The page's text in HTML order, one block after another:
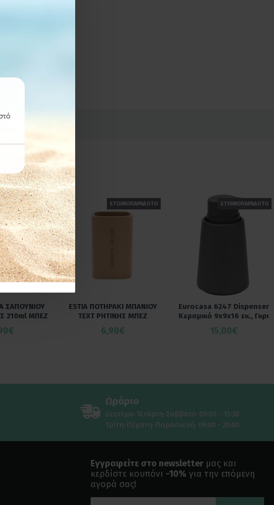
ΣΑΠΟΥΝΙΟΥ
210ml ΜΠΕΖ
ΕΤΟΙΜΟΠΑΡΑΔΟΤΟ
ESTIA ΠΟΤΗΡΑΚΙ ΜΠΑΝΙΟΥ
TEXT ΡΗΤΙΝΗΣ ΜΠΕΖ
6,90€
ΕΤΟΙΜΟΠΑΡΑΔΟΤΟ
Eurocasa 6247 Dispenser
Κεραμικό 9x9x16 εκ., Γκρι
15,00€
Ωράριο
Δευτέρα-Τετάρτη-Σαββάτο: 09:00 - 15:30
Τρίτη-Πέμπτη-Παρασκευή: 09:00 - 20:00
Εγγραφείτε στο newsletterμας και
κερδίστε κουπόνι -10% για την επόμενη
αγορά σας!